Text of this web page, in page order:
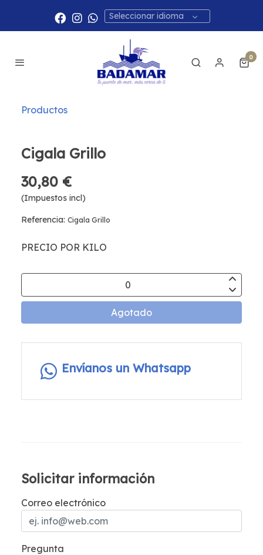
Seleccionar idioma
0
Productos
Cigala Grillo
30,80 €
(Impuestos incl)
Referencia: Cigala Grillo
PRECIO POR KILO
Agotado
Envíanos un Whatsapp
Solicitar información
Correo electrónico
Pregunta